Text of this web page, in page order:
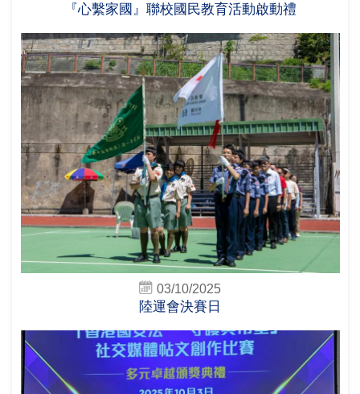
『心繫家國』聯校國民教育活動啟動禮
03/10/2025
陸運會決賽日